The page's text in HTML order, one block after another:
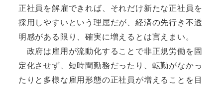
正社員を解雇できれば、それだけ新たな正社員を
採用しやすいという理屈だが、経済の先行き不透
明感がある限り、確実に増えるとは言えまい。
政府は雇用が流動化することで非正規労働を固
定化させず、短時間勤務だったり、転勤がなかっ
たりと多様な雇用形態の正社員が増えることを目